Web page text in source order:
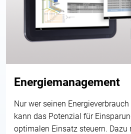
Energiemanagement
Nur wer seinen
kann das Potenzial für
optimalen Einsatz steuern. Dazu